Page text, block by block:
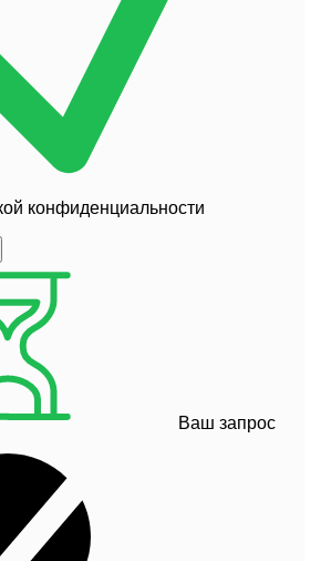
конфиденциальности
Ваш запрос